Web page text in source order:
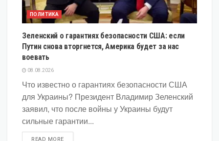
ПОЛИТИКА
Зеленский о гарантиях безопасности США: если
Путин снова вторгнется, Америка будет за нас
воевать
08.08.2026
Что известно о гарантиях безопасности США
для Украины? Президент Владимир Зеленский
заявил, что после войны у Украины будут
сильные гарантии...
READ MOREDETAILS